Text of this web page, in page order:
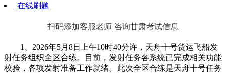
在线刷题
扫码添加客服老师 咨询甘肃考试信息
1、2026年5月8日上午10时40分许，天舟十号货运飞船发
射任务组织全区合练。目前，发射任务各系统已完成相关功能
校验，各项发射准备工作就绪。此次全区合练是天舟十号任务